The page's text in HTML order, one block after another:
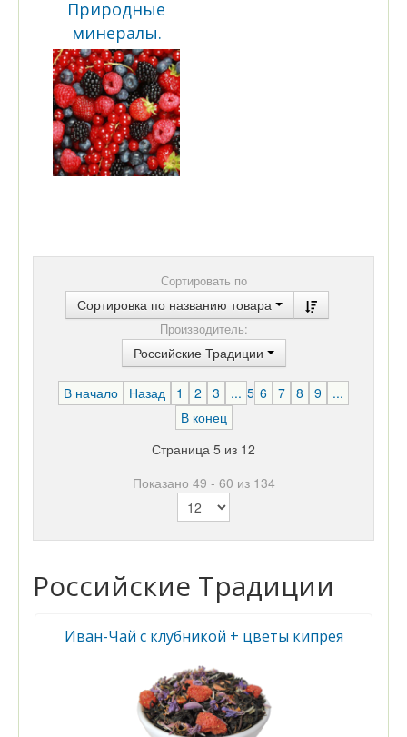
Природные
минералы.
Сортировать по
Сортировка по названию товара
Производитель:
Российские Традиции
В начало Назад 1 2 3 ... 5 6 7 8 9
...
В конец
Страница 5 из 12
Показано 49 - 60 из 134
Российские Традиции
Иван-Чай с клубникой + цветы кипрея